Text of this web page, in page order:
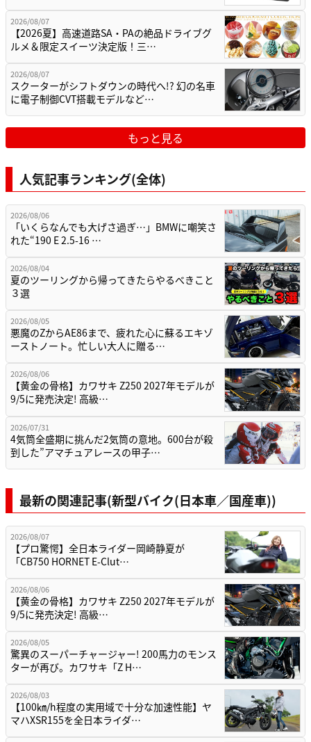
2026/08/07
【2026夏】高速道路SA・PAの絶品ドライブグ
ルメ＆限定スイーツ決定版！三…
2026/08/07
スクーターがシフトダウンの時代へ!? 幻の名車
に電子制御CVT搭載モデルなど…
もっと見る
人気記事ランキング(全体)
2026/08/06
「いくらなんでも大げさ過ぎ…」BMWに嘲笑さ
れた“190 E 2.5-16 …
2026/08/04
夏のツーリングから帰ってきたらやるべきこと
３選
2026/08/05
悪魔のZからAE86まで、疲れた心に蘇るエキゾ
ーストノート。忙しい大人に贈る…
2026/08/06
【黄金の骨格】カワサキ Z250 2027年モデルが
9/5に発売決定! 高級…
2026/07/31
4気筒全盛期に挑んだ2気筒の意地。600台が殺
到した”アマチュアレースの甲子…
最新の関連記事(新型バイク(日本車／国産車))
2026/08/07
【プロ驚愕】全日本ライダー岡崎静夏が
「CB750 HORNET E-Clut…
2026/08/06
【黄金の骨格】カワサキ Z250 2027年モデルが
9/5に発売決定! 高級…
2026/08/05
驚異のスーパーチャージャー! 200馬力のモンス
ターが再び。カワサキ「Z H…
2026/08/03
【100㎞/h程度の実用域で十分な加速性能】ヤ
マハXSR155を全日本ライダ…